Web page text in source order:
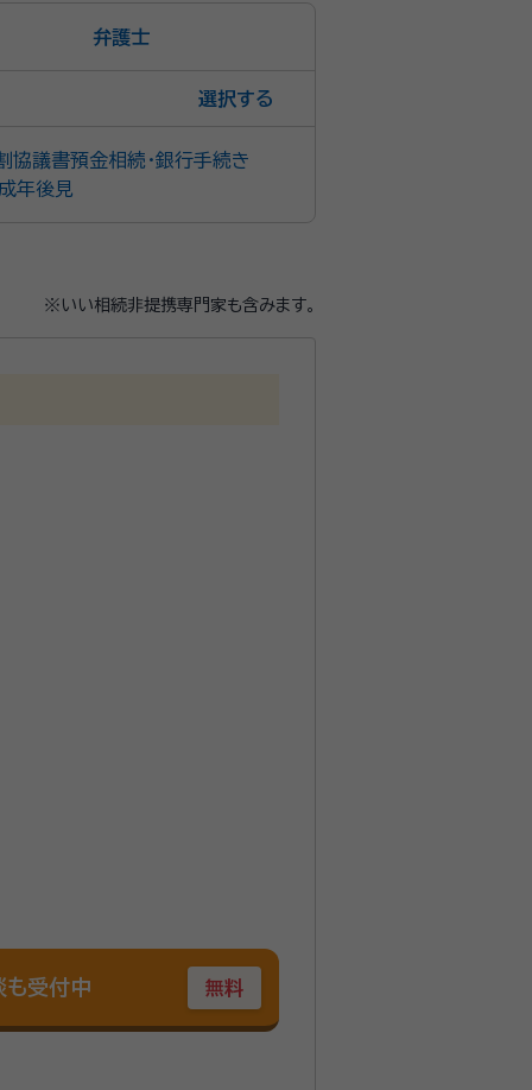
弁護士
選択
協議書預金相続・銀行手続き
年後見
※いい相続非提携専門家も含みます。
受付中 無料